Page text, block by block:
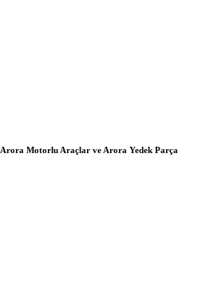
Arora Motorlu Araçlar ve Arora Yedek Parça